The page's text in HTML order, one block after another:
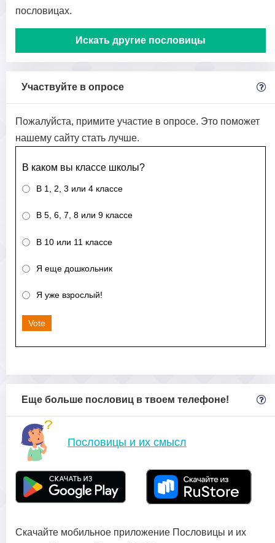
пословицах.
Искать другие пословицы
Участвуйте в опросе
Пожалуйста, примите участие в опросе. Это поможет
нашему сайту стать лучше.
В каком вы классе школы?
В 1, 2, 3 или 4 классе
В 5, 6, 7, 8 или 9 классе
В 10 или 11 классе
Я еще дошкольник
Я уже взрослый!
Vote
Еще больше пословиц в твоем телефоне!
Пословицы и их смысл
Скачайте мобильное приложение Пословицы и их